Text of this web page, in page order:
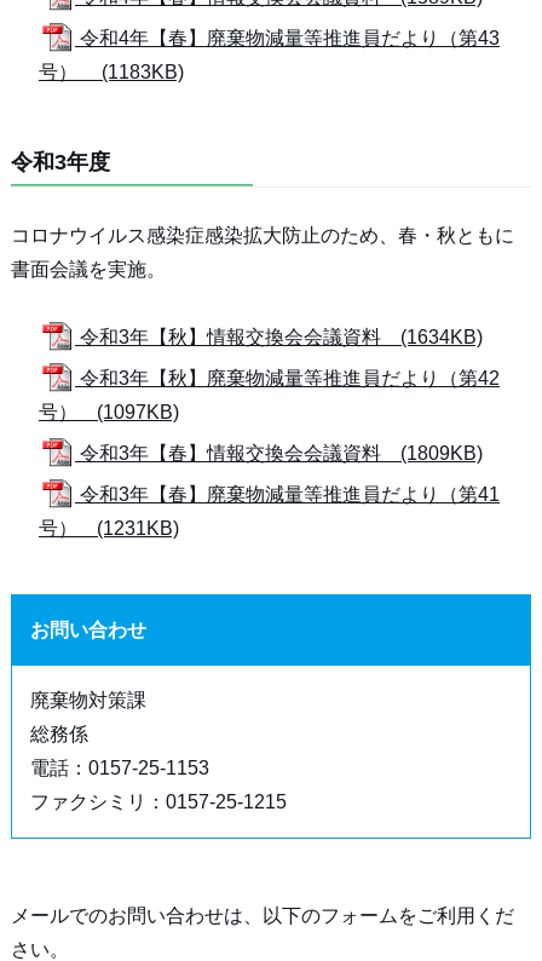
令和4年【春】廃棄物減量等推進員だより（第43
号） (1183KB)
令和3年度
コロナウイルス感染症感染拡大防止のため、春・秋ともに
書面会議を実施。
令和3年【秋】情報交換会会議資料 (1634KB)
令和3年【秋】廃棄物減量等推進員だより（第42
号） (1097KB)
令和3年【春】情報交換会会議資料 (1809KB)
令和3年【春】廃棄物減量等推進員だより（第41
号） (1231KB)
お問い合わせ
廃棄物対策課
総務係
電話：0157-25-1153
ファクシミリ：0157-25-1215
メールでのお問い合わせは、以下のフォームをご利用くだ
さい。